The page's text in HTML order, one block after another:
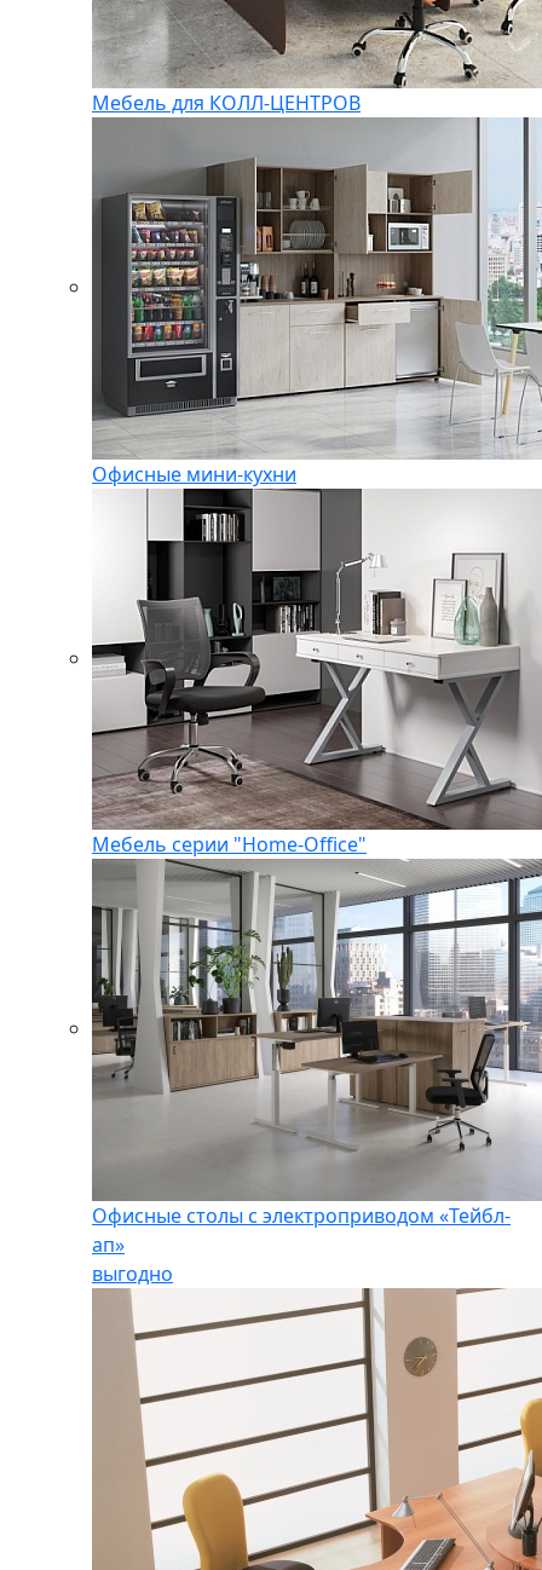
Мебель для КОЛЛ-ЦЕНТРОВ
Офисные мини-кухни
Мебель серии "Home-Office"
Офисные столы с электроприводом «Тейбл-
ап»
выгодно